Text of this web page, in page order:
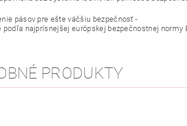
pásov pre ešte väčšiu bezpečnosť -
podľa najprísnejšej európskej bezpečnostnej normy
PRODUKTY